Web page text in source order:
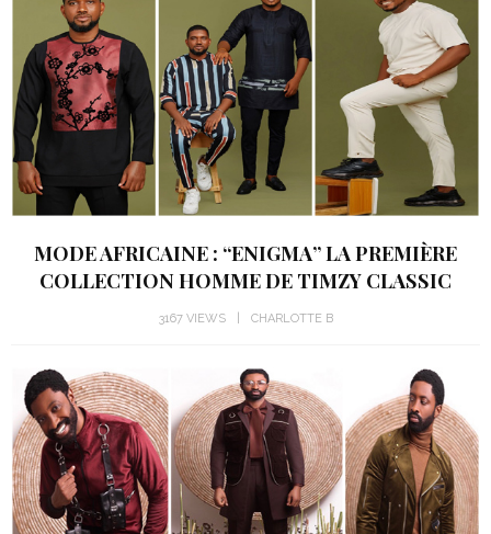
MODE AFRICAINE : “ENIGMA” LA PREMIÈRE
COLLECTION HOMME DE TIMZY CLASSIC
3167 VIEWS CHARLOTTE B